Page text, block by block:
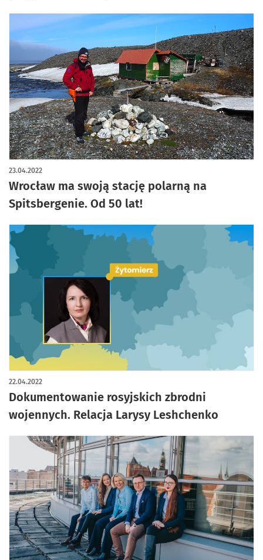
Wrocław ma swoją stację polarną na
Spitsbergenie. Od 50 lat!
23.04.2022
Dokumentowanie rosyjskich zbrodni
wojennych. Relacja Larysy Leshchenko
22.04.2022